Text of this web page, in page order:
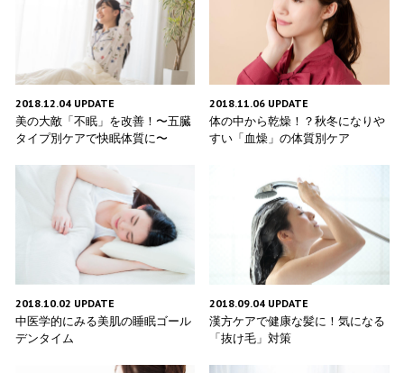
2018.12.04 UPDATE
美の大敵「不眠」を改善！〜五臓
タイプ別ケアで快眠体質に〜
2018.11.06 UPDATE
体の中から乾燥！？秋冬になりや
すい「血燥」の体質別ケア
2018.10.02 UPDATE
中医学的にみる美肌の睡眠ゴール
デンタイム
2018.09.04 UPDATE
漢方ケアで健康な髪に！気になる
「抜け毛」対策